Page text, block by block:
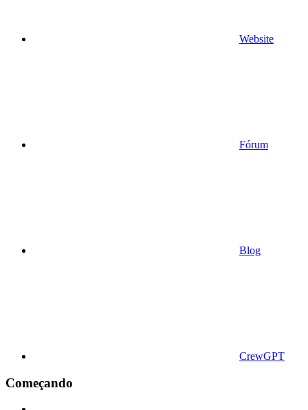
Website
Fórum
Blog
CrewGPT
Começando